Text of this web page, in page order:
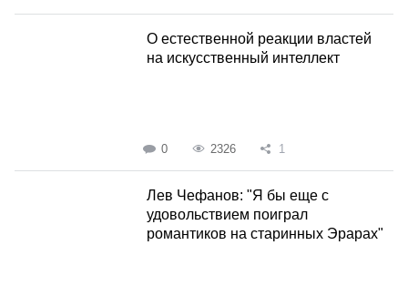
О естественной реакции властей
на искусственный интеллект
0 2326 1
Лев Чефанов: "Я бы еще с
удовольствием поиграл
романтиков на старинных Эрарах"